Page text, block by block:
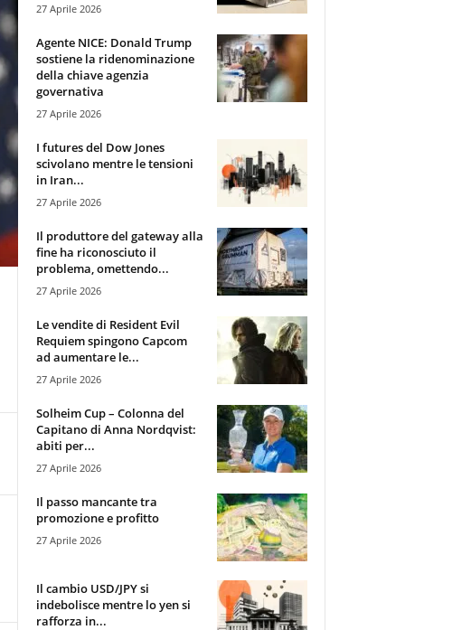
27 Aprile 2026
Agente NICE: Donald Trump
sostiene la ridenominazione
della chiave agenzia
governativa
27 Aprile 2026
I futures del Dow Jones
scivolano mentre le tensioni
in Iran...
27 Aprile 2026
Il produttore del gateway alla
fine ha riconosciuto il
problema, omettendo...
27 Aprile 2026
Le vendite di Resident Evil
Requiem spingono Capcom
ad aumentare le...
27 Aprile 2026
Solheim Cup – Colonna del
Capitano di Anna Nordqvist:
abiti per...
27 Aprile 2026
Il passo mancante tra
promozione e profitto
27 Aprile 2026
Il cambio USD/JPY si
indebolisce mentre lo yen si
rafforza in...